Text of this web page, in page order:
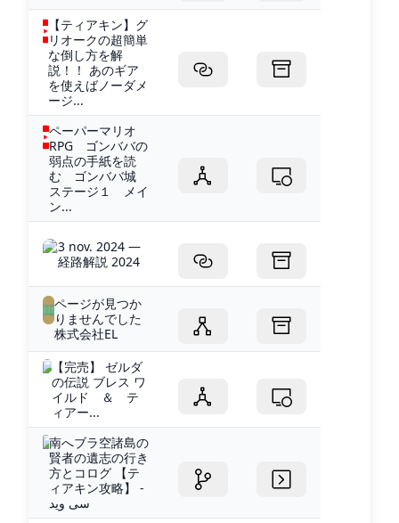
【ティアキン】グ
リオークの超簡単
な倒し方を解
説！！ あのギア
を使えばノーダメ
ージ...
ペーパーマリオ
RPG ゴンババの
弱点の手紙を読
む ゴンババ城
ステージ１ メイ
ン...
3 nov. 2024 —
経路解説 2024
ページが見つか
りませんでした
株式会社EL
【完売】 ゼルダ
の伝説 ブレス ワ
イルド ＆ テ
ィアー...
南へブラ空諸島の
賢者の遺志の行き
方とコログ 【テ
ィアキン攻略】 -
سی وید